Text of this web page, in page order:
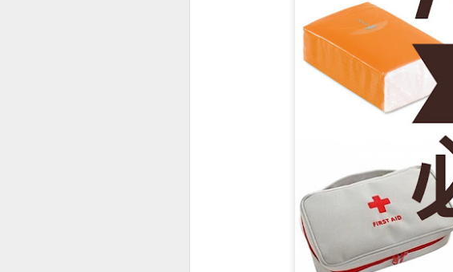
This is my first time to Mr
first Mr Stonebowl restaurant
Chatswood, Hurstville, Eastwood
Mr Stonebowl specializes in